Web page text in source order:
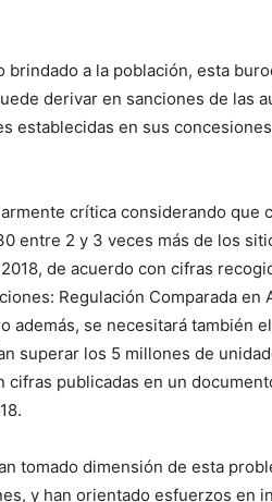
a la población, esta
derivar en sanciones de las
establecidas en sus
crítica considerando que
entre 2 y 3 veces más de los
de acuerdo con cifras
Regulación Comparada en
además, se necesitará también
superar los 5 millones de
cifras publicadas en un
tomado dimensión de esta
y han orientado esfuerzos en